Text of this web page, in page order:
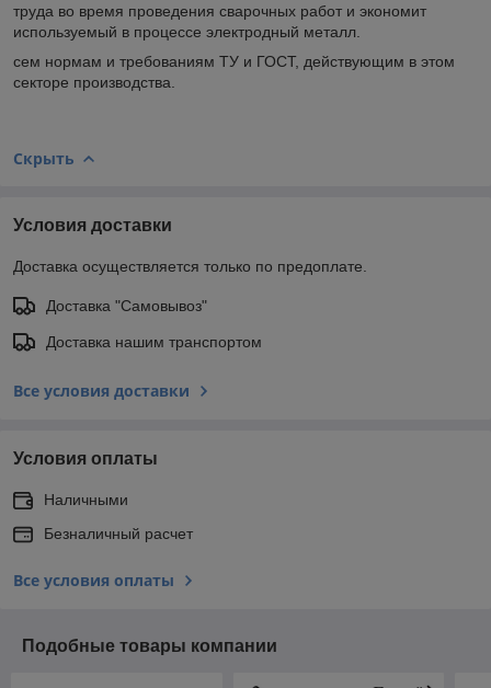
труда во время проведения сварочных работ и экономит
используемый в процессе электродный металл.
сем нормам и требованиям ТУ и ГОСТ, действующим в этом
секторе производства.
Скрыть
Условия доставки
Доставка осуществляется только по предоплате.
Доставка "Самовывоз"
Доставка нашим транспортом
Все условия доставки
Условия оплаты
Наличными
Безналичный расчет
Все условия оплаты
Подобные товары компании